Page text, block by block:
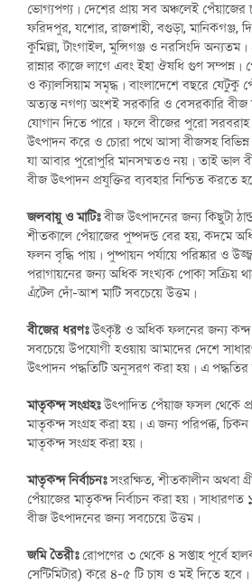
ভোগ্যপণ্য। দেশের প্রায় সব অঞ্চলেই পেঁয়াজের
ফরিদপুর, যশোর, রাজশাহী, বগুড়া, মানিকগঞ্জ,
কুমিল্লা, টাংগাইল, মুন্সিগঞ্জ ও নরসিংদি
রান্নার কাজে লাগে এবং ইহা ঔষধি গুণ সম্পন্ন।
ও ক্যালসিয়াম সমৃদ্ধ। বাংলাদেশে বছরে যেটুকু
অত্যন্ত নগণ্য অংশই সরকারি ও বেসরকারি বীজ
যোগান দিতে পারে। ফলে বীজের পুরো সরবরাহ
উৎপাদন করে ও চোরা পথে আসা বীজসহ বিভিন্ন
যা আবার পুরোপুরি মানসম্মতও নয়। তাই ভাল
বীজ উৎপাদন প্রযুক্তির ব্যবহার নিশ্চিত করতে
জলবায়ু ও মাটিঃবীজ উৎপাদনের জন্য কিছুটা
শীতকালে পেঁয়াজের পুষ্পদন্ড বের হয়, কদমে
ফলন বৃদ্ধি পায়। পুষ্পায়ন পর্যায়ে পরিষ্কার ও
পরাগায়নের জন্য অধিক সংখ্যক পোকা সক্রিয়
এঁটেল দোঁ-আশ মাটি সবচেয়ে উত্তম।
বীজের ধরণঃউৎকৃষ্ট ও অধিক ফলনের জন্য কন্দ
সবচেয়ে উপযোগী হওয়ায় আমাদের দেশে
উৎপাদন পদ্ধতিটি অনুসরণ করা হয়। এ পদ্ধতির
মাতৃকন্দ সংগ্রহঃউৎপাদিত পেঁয়াজ ফসল থেকে
মাতৃকন্দ সংগ্রহ করা হয়। এ জন্য পরিপক্ক,
মাতৃকন্দ সংগ্রহ করা হয়।
মাতৃকন্দ নির্বাচনঃসংরক্ষিত, শীতকালীন অথবা
পেঁয়াজের মাতৃকন্দ নির্বাচন করা হয়।
বীজ উৎপাদনের জন্য সবচেয়ে উত্তম।
জমি তৈরীঃরোপণের ৩ থেকে ৪ সপ্তাহ পূর্বে
সেন্টিমিটার) করে ৪-৫ টি চাষ ও মই দিতে